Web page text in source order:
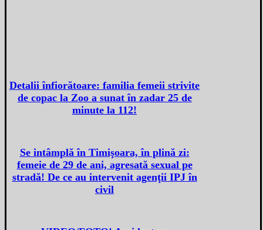
Detalii înfiorătoare: familia femeii strivite
de copac la Zoo a sunat în zadar 25 de
minute la 112!
Se intâmplă în Timişoara, în plină zi:
femeie de 29 de ani, agresată sexual pe
stradă! De ce au intervenit agenţii IPJ în
civil